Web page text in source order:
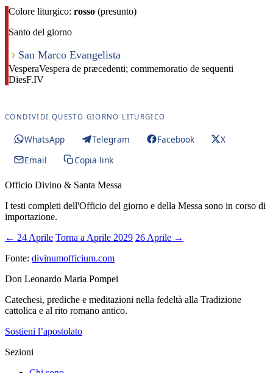
Colore liturgico: rosso (presunto)
Santo del giorno
San Marco Evangelista
VesperaVespera de præcedenti; commemoratio de sequenti
DiesF.IV
CONDIVIDI QUESTO GIORNO LITURGICO
WhatsApp Telegram Facebook
X
Email
Copia link
Officio Divino & Santa Messa
I testi completi dell'Officio del giorno e della Messa sono in corso di
importazione.
← 24 Aprile Torna a Aprile 2029 26 Aprile →
Fonte: divinumofficium.com
Don Leonardo Maria Pompei
Catechesi, prediche e meditazioni nella fedeltà alla Tradizione
cattolica e al rito romano antico.
Sostieni l’apostolato
Sezioni